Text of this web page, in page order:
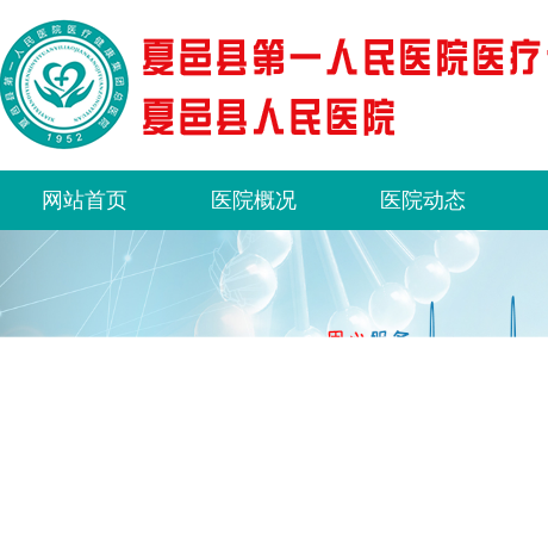
网站首页 医院概况 医院动态